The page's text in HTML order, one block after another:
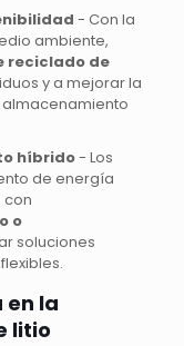
- Con la
ambiente,
reciclado de
y a mejorar la
híbrido- Los
de energía
con
o
soluciones
en la
litio